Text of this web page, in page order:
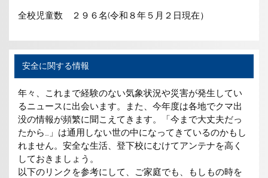
全校児童数 ２９６名(令和８年５月２日現在）
安全に関する情報
年々、これまで経験のない気象状況や災害が発生してい
るニュースに出会います。また、今年度は各地でクマ出
没の情報が頻繁に聞こえてきます。「今まで大丈夫だっ
たから…」は通用しない世の中になってきているのかもし
れません。安全な生活、登下校にむけてアンテナを高く
しておきましょう。
以下のリンクを参考にして、ご家庭でも、もしもの時を